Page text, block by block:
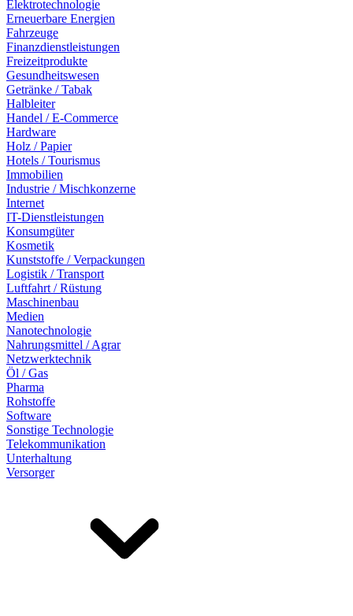
Elektrotechnologie
Erneuerbare Energien
Fahrzeuge
Finanzdienstleistungen
Freizeitprodukte
Gesundheitswesen
Getränke / Tabak
Halbleiter
Handel / E-Commerce
Hardware
Holz / Papier
Hotels / Tourismus
Immobilien
Industrie / Mischkonzerne
Internet
IT-Dienstleistungen
Konsumgüter
Kosmetik
Kunststoffe / Verpackungen
Logistik / Transport
Luftfahrt / Rüstung
Maschinenbau
Medien
Nanotechnologie
Nahrungsmittel / Agrar
Netzwerktechnik
Öl / Gas
Pharma
Rohstoffe
Software
Sonstige Technologie
Telekommunikation
Unterhaltung
Versorger